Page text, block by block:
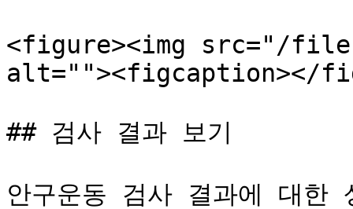
<figure><img src="/files/
alt=""><figcaption></
## 검사 결과 보기
안구운동 검사 결과에 대한